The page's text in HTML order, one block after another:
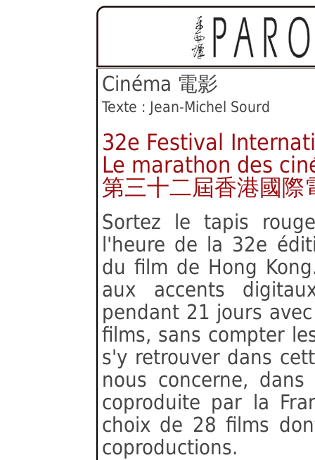
Cinéma 電影
Texte : Jean-Michel Sourd
32e Festival
Le marathon des
第三十二屆香港國際
Sortez le tapis
l'heure de la 32e
du film de Hong
aux accents
pendant 21 jours
films, sans compter
s'y retrouver dans
nous concerne,
coproduite par la
choix de 28 films
coproductions.